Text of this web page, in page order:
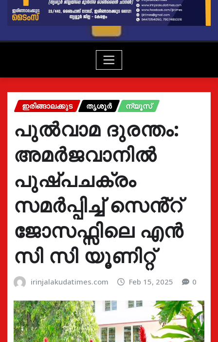
ഇരിങ്ങാലക്കുട തൃശൂർ ന്യൂസ്
പുൽവാമ ദുരന്തം:
അമർജവാനിൽ
പുഷ്പചക്രം
സമർപ്പിച്ച് സെൻ്റ്
ജോസഫ്സിലെ എൻ
സി സി യൂണിറ്റ്
irinjalakudatimes.com Feb 15, 2025 0